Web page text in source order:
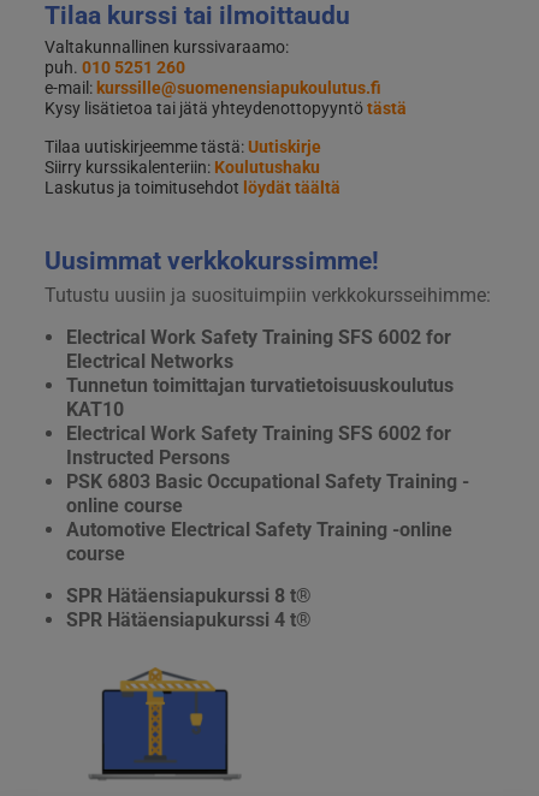
Tilaa kurssi tai ilmoittaudu
Valtakunnallinen kurssivaraamo:
puh. 010 5251 260
e-mail: kurssille@suomenensiapukoulutus.fi
Kysy lisätietoa tai jätä yhteydenottopyyntötästä
Tilaa uutiskirjeemme tästä:Uutiskirje
Siirry kurssikalenteriin: Koulutushaku
Laskutus ja toimitusehdot löydät täältä
Uusimmat verkkokurssimme!
Tutustu uusiin ja suosituimpiin verkkokursseihimme:
Electrical Work Safety Training SFS 6002 for
Electrical Networks
Tunnetun toimittajan turvatietoisuuskoulutus
KAT10
Electrical Work Safety Training SFS 6002 for
Instructed Persons
PSK 6803 Basic Occupational Safety Training -
online course
Automotive Electrical Safety Training -online
course
SPR Hätäensiapukurssi 8 t®
SPR Hätäensiapukurssi 4 t®